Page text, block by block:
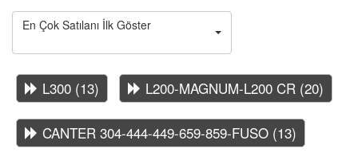
En Çok Satılanı İlk Göster
L300 (13) L200-MAGNUM-L200 CR (20)
CANTER 304-444-449-659-859-FUSO (13)